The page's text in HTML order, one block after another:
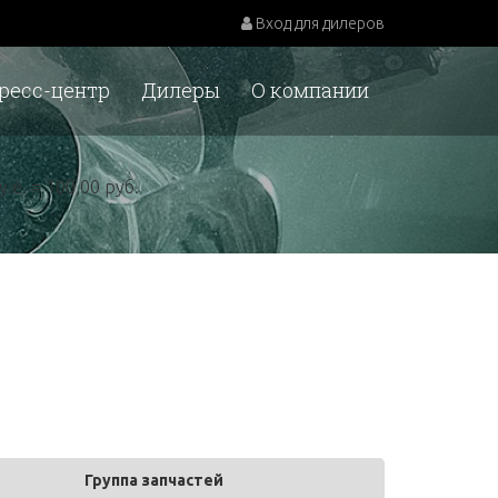
Вход для дилеров
О компании
Дилеры
центр
= 100,00 руб.
Группа запчастей